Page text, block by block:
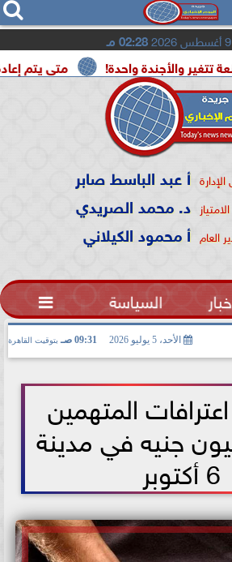
  
02:28 مـ
متى يتم إعادة تشغيل واحدة!
أ عبد الباسط صابر
د. محمد الصريدي
العام أ محمود الكيلاني
السياسة 
الأحد، 5 يوليو 2026 09:31 صـ بتوقيت القاهرة
المتهمين
جنيه في مدينة
6 أكتوبر